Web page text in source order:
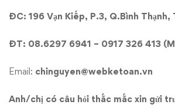
ĐC: 196 Vạn Kiếp, P.3, Q.Bình Thạnh,
ĐT: 08.6297 6941 – 0917 326 413
Email: chinguyen@webketoan.vn
Anh/chị có câu hỏi thắc mắc xin gửi